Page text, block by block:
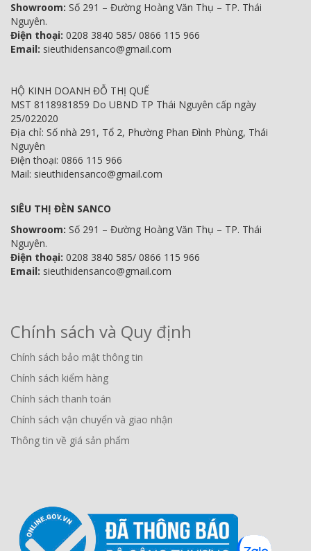
Showroom: Số 291 – Đường Hoàng Văn Thụ – TP. Thái
Nguyên.
Điện thoại: 0208 3840 585/ 0866 115 966
Email: sieuthidensanco@gmail.com
HỘ KINH DOANH ĐỖ THỊ QUẾ
MST 8118981859 Do UBND TP Thái Nguyên cấp ngày
25/022020
Địa chỉ: Số nhà 291, Tổ 2, Phường Phan Đình Phùng, Thái
Nguyên
Điện thoại: 0866 115 966
Mail: sieuthidensanco@gmail.com
SIÊU THỊ ĐÈN SANCO
Showroom: Số 291 – Đường Hoàng Văn Thụ – TP. Thái
Nguyên.
Điện thoại: 0208 3840 585/ 0866 115 966
Email: sieuthidensanco@gmail.com
Chính sách và Quy định
Chính sách bảo mật thông tin
Chính sách kiểm hàng
Chính sách thanh toán
Chính sách vận chuyển và giao nhận
Thông tin về giá sản phẩm